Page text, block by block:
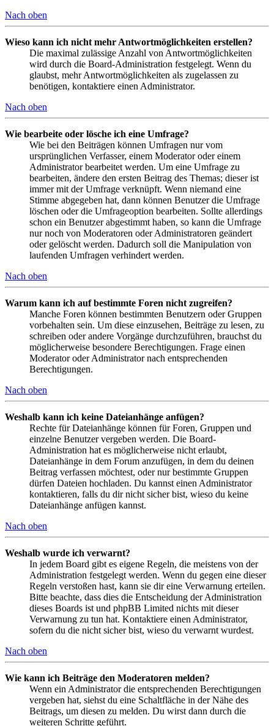
Nach oben
Wieso kann ich nicht mehr Antwortmöglichkeiten erstellen?
Die maximal zulässige Anzahl von Antwortmöglichkeiten
wird durch die Board-Administration festgelegt. Wenn du
glaubst, mehr Antwortmöglichkeiten als zugelassen zu
benötigen, kontaktiere einen Administrator.
Nach oben
Wie bearbeite oder lösche ich eine Umfrage?
Wie bei den Beiträgen können Umfragen nur vom
ursprünglichen Verfasser, einem Moderator oder einem
Administrator bearbeitet werden. Um eine Umfrage zu
bearbeiten, ändere den ersten Beitrag des Themas; dieser ist
immer mit der Umfrage verknüpft. Wenn niemand eine
Stimme abgegeben hat, dann können Benutzer die Umfrage
löschen oder die Umfrageoption bearbeiten. Sollte allerdings
schon ein Benutzer abgestimmt haben, so kann die Umfrage
nur noch von Moderatoren oder Administratoren geändert
oder gelöscht werden. Dadurch soll die Manipulation von
laufenden Umfragen verhindert werden.
Nach oben
Warum kann ich auf bestimmte Foren nicht zugreifen?
Manche Foren können bestimmten Benutzern oder Gruppen
vorbehalten sein. Um diese einzusehen, Beiträge zu lesen, zu
schreiben oder andere Vorgänge durchzuführen, brauchst du
möglicherweise besondere Berechtigungen. Frage einen
Moderator oder Administrator nach entsprechenden
Berechtigungen.
Nach oben
Weshalb kann ich keine Dateianhänge anfügen?
Rechte für Dateianhänge können für Foren, Gruppen und
einzelne Benutzer vergeben werden. Die Board-
Administration hat es möglicherweise nicht erlaubt,
Dateianhänge in dem Forum anzufügen, in dem du deinen
Beitrag verfassen möchtest, oder nur bestimmte Gruppen
dürfen Dateien hochladen. Du kannst einen Administrator
kontaktieren, falls du dir nicht sicher bist, wieso du keine
Dateianhänge anfügen kannst.
Nach oben
Weshalb wurde ich verwarnt?
In jedem Board gibt es eigene Regeln, die meistens von der
Administration festgelegt werden. Wenn du gegen eine dieser
Regeln verstoßen hast, kann sie dir eine Verwarnung erteilen.
Bitte beachte, dass dies die Entscheidung der Administration
dieses Boards ist und phpBB Limited nichts mit dieser
Verwarnung zu tun hat. Kontaktiere einen Administrator,
sofern du die nicht sicher bist, wieso du verwarnt wurdest.
Nach oben
Wie kann ich Beiträge den Moderatoren melden?
Wenn ein Administrator die entsprechenden Berechtigungen
vergeben hat, siehst du eine Schaltfläche in der Nähe des
Beitrags, um diesen zu melden. Du wirst dann durch die
weiteren Schritte geführt.